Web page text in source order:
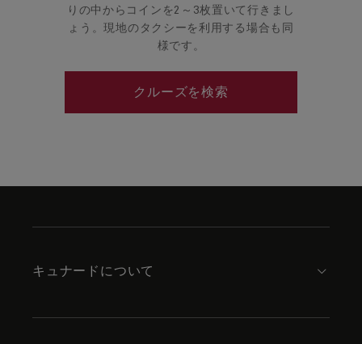
りの中からコインを2～3枚置いて行きまし
ょう。現地のタクシーを利用する場合も同
様です。
クルーズを検索
キュナードについて